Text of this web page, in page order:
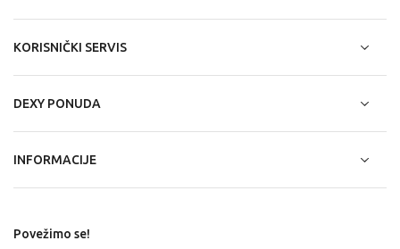
KORISNIČKI SERVIS
DEXY PONUDA
INFORMACIJE
Povežimo se!